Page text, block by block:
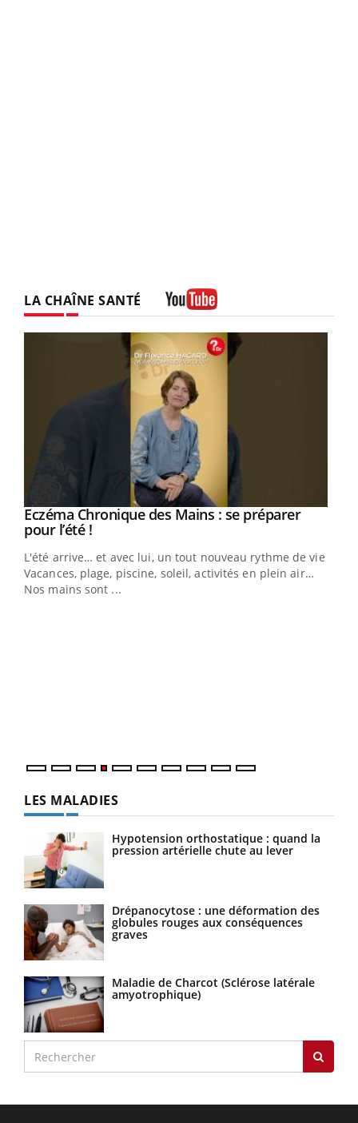
LA CHAÎNE SANTÉ
Youtube
Eczéma Chronique des Mains : se préparer
pour l’été !Youtube
L'été arrive… et avec lui, un tout nouveau rythme de vie !
Vacances, plage, piscine, soleil, activités en plein air…
Nos mains sont ...
LES MALADIES
Hypotension orthostatique : quand la
pression artérielle chute au lever
Drépanocytose : une déformation des
globules rouges aux conséquences
graves
Maladie de Charcot (Sclérose latérale
amyotrophique)